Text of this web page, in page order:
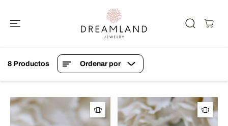
8 Productos Ordenar por